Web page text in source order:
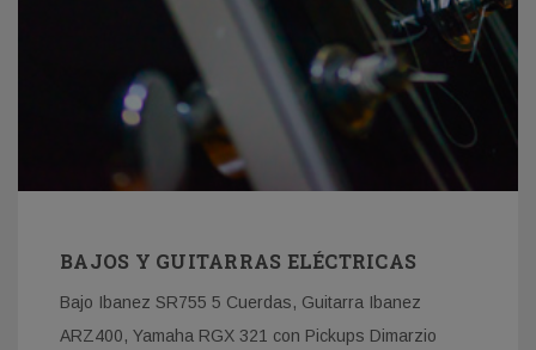
BAJOS Y GUITARRAS ELÉCTRICAS
Bajo Ibanez SR755 5 Cuerdas, Guitarra Ibanez
ARZ400, Yamaha RGX 321 con Pickups Dimarzio